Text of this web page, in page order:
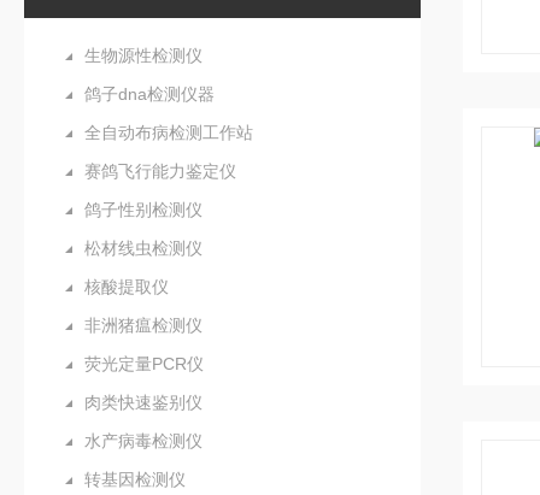
生物源性检测仪
鸽子dna检测仪器
全自动布病检测工作站
赛鸽飞行能力鉴定仪
鸽子性别检测仪
松材线虫检测仪
核酸提取仪
非洲猪瘟检测仪
荧光定量PCR仪
肉类快速鉴别仪
水产病毒检测仪
转基因检测仪